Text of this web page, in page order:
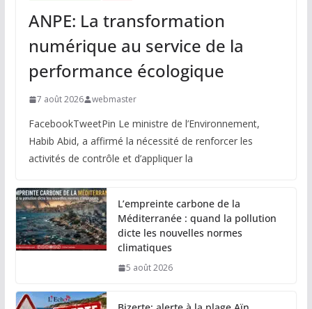
ANPE: La transformation
numérique au service de la
performance écologique
7 août 2026 webmaster
FacebookTweetPin Le ministre de l’Environnement,
Habib Abid, a affirmé la nécessité de renforcer les
activités de contrôle et d’appliquer la
L’empreinte carbone de la
Méditerranée : quand la pollution
dicte les nouvelles normes
climatiques
5 août 2026